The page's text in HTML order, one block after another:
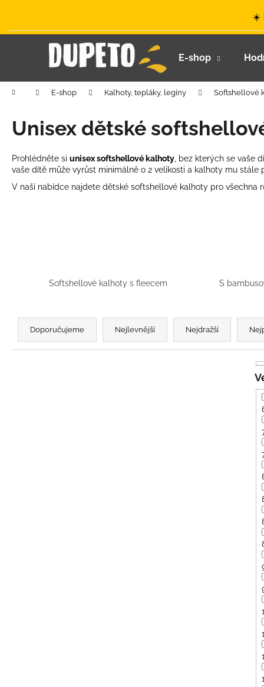
☀️
E-shop
Domů E-shop Kalhoty, tepláky, legíny Softshellové
Unisex dětské
Prohlédněte si unisex softshellové kalhoty , bez kterých se vaše
vaše dítě může vyrůst minimálně o 2 velikosti a kalhoty mu
V naší nabídce najdete dětské softshellové kalhoty pro
Softshellové kalhoty s fleecem S
Ř
z
Doporučujeme Nejlevnější Nejdražší
š
Zpět
obchodu
Zpět
obchodu
395 Kč